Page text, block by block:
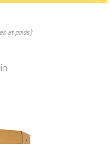
et poids)